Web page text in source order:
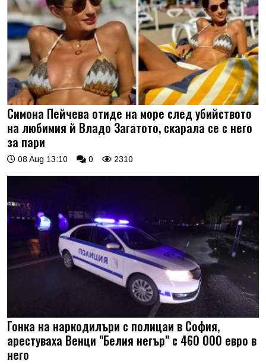
Симона Пейчева отиде на море след убийството
на любимия й Владо Загатото, скарала се с него
за пари
08 Aug 13:10 0 2310
Гонка на наркодилъри с полицаи в София,
арестуваха Венци "Белия негър" с 460 000 евро в
него